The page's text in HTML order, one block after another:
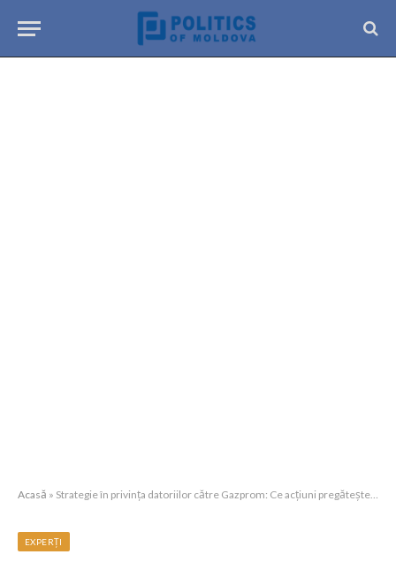
Acasă » Strategie în privința datoriilor către Gazprom: Ce acțiuni pregătește Chișinăul
EXPERȚI